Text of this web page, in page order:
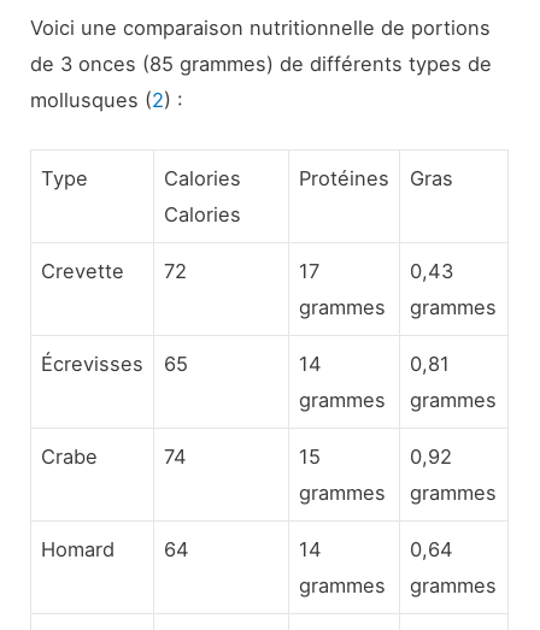
Voici une comparaison nutritionnelle de portions
de 3 onces (85 grammes) de différents types de
mollusques (2) :
Type
Calories
Calories
Protéines Gras
Crevette 72
17
grammes
0,43
grammes
Écrevisses 65
14
grammes
0,81
grammes
Crabe 74
15
grammes
0,92
grammes
Homard 64
14
grammes
0,64
grammes